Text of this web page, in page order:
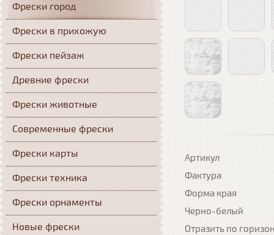
Артикул
Фактура
Форма края
Черно-белый
Отразить по
Фрески город
Фрески в прихожую
Фрески пейзаж
Древние фрески
Фрески животные
Современные фрески
Фрески карты
Фрески техника
Фрески орнаменты
Новые фрески